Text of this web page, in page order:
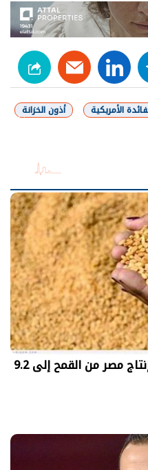
linkedin
شارك
الأمريكية أذون الخزانة
الزراعة الأمريكية تتوقع ارتفاع إنتاج مصر من القمح إلى 9.2